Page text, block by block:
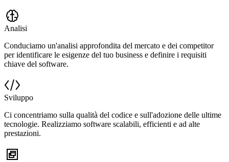
Analisi
Conduciamo un'analisi approfondita del mercato e dei competitor
per identificare le esigenze del tuo business e definire i requisiti
chiave del software.
Sviluppo
Ci concentriamo sulla qualità del codice e sull'adozione delle ultime
tecnologie. Realizziamo software scalabili, efficienti e ad alte
prestazioni.